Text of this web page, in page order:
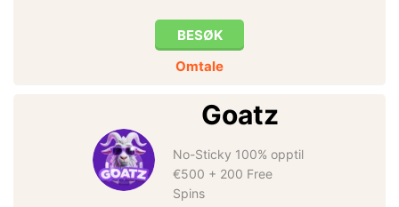
BESØK
Omtale
Goatz
No-Sticky 100% opptil
€500 + 200 Free
Spins